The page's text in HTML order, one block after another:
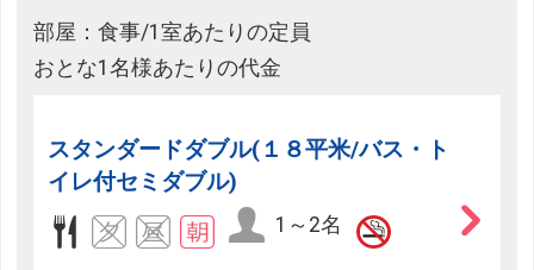
部屋：食事/1室あたりの定員
おとな1名様あたりの代金
スタンダードダブル(１８平米/バス・ト
イレ付セミダブル)
1～2名